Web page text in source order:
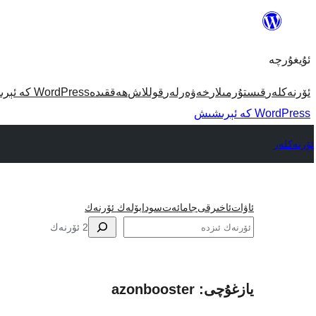
مەزمۇنغا
ئۇيغۇرچە
ئۆرنەكلەر قىستۇرمىلار خەۋەرلەر قوللاشھەققىدەWordPress كە ئېرىشىش
WordPress كە ئېرىشىش
ئۆرنەكلەر
ئاۋاتئاخىرقىجامائەتسودابۆلەك ئۆرنەك
ئىزدە 2 ئۆرنەك
يازغۇچى: azonbooster